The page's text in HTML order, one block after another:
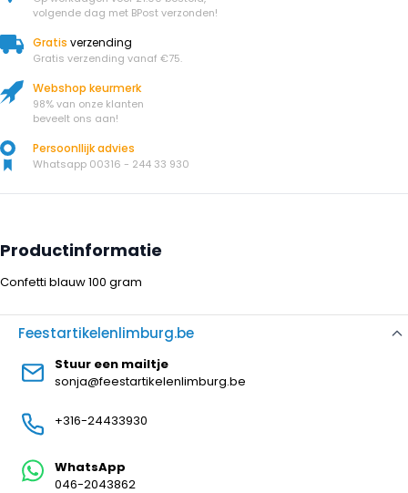
volgende dag met BPost verzonden!
Gratis verzending
Gratis verzending vanaf €75.
Webshop keurmerk
98% van onze klanten
beveelt ons aan!
Persoonllijk advies
Whatsapp 00316 - 244 33 930
Productinformatie
Confetti blauw 100 gram
Feestartikelenlimburg.be
Stuur een mailtje
sonja@feestartikelenlimburg.be
+316-24433930
WhatsApp
046-2043862